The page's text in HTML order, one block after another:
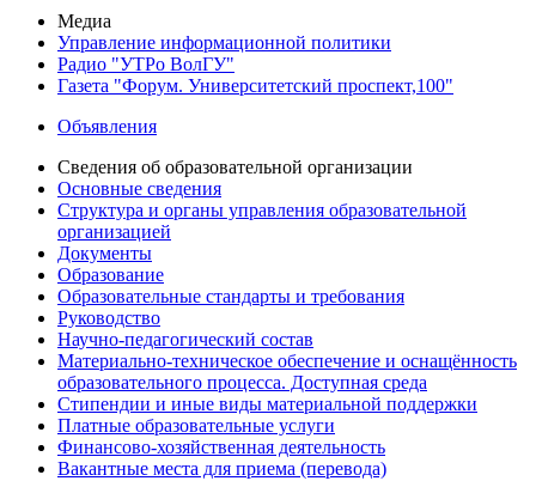
Медиа
Управление информационной политики
Радио "УТРо ВолГУ"
Газета "Форум. Университетский проспект,100"
Объявления
Сведения об образовательной организации
Основные сведения
Структура и органы управления образовательной
организацией
Документы
Образование
Образовательные стандарты и требования
Руководство
Научно-педагогический состав
Материально-техническое обеспечение и оснащённость
образовательного процесса. Доступная среда
Стипендии и иные виды материальной поддержки
Платные образовательные услуги
Финансово-хозяйственная деятельность
Вакантные места для приема (перевода)